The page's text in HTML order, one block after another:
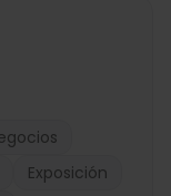
Exposición